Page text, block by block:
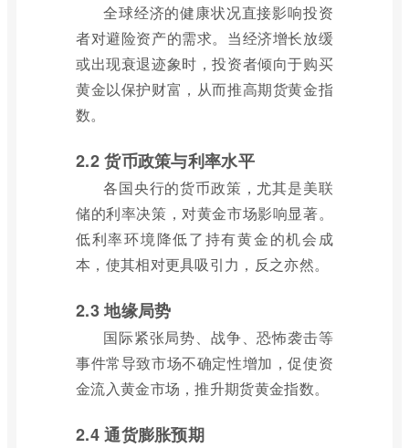
全球经济的健康状况直接影响投资
者对避险资产的需求。当经济增长放缓
或出现衰退迹象时，投资者倾向于购买
黄金以保护财富，从而推高期货黄金指
数。
2.2 货币政策与利率水平
各国央行的货币政策，尤其是美联
储的利率决策，对黄金市场影响显著。
低利率环境降低了持有黄金的机会成
本，使其相对更具吸引力，反之亦然。
2.3 地缘局势
国际紧张局势、战争、恐怖袭击等
事件常导致市场不确定性增加，促使资
金流入黄金市场，推升期货黄金指数。
2.4 通货膨胀预期